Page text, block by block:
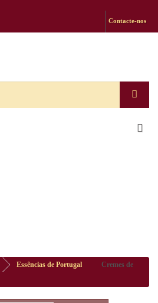
Contacte-nos
Essências de Portugal
Cremes de